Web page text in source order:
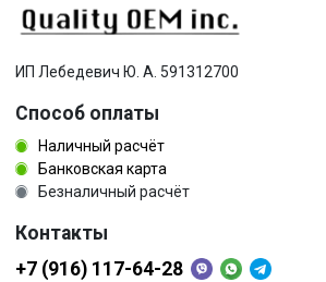
ИП Лебедевич Ю. А. 591312700
Способ оплаты
Наличный расчёт
Банковская карта
Безналичный расчёт
Контакты
+7 (916) 117-64-28